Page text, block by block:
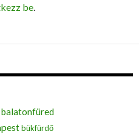
be.
balatonfüred
bükfürdő